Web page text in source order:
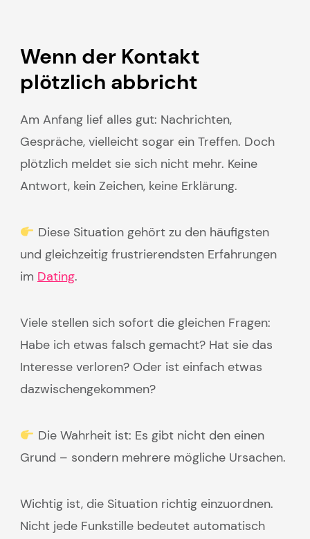
Wenn der Kontakt
plötzlich abbricht
Am Anfang lief alles gut: Nachrichten,
Gespräche, vielleicht sogar ein Treffen. Doch
plötzlich meldet sie sich nicht mehr. Keine
Antwort, kein Zeichen, keine Erklärung.
Diese Situation gehört zu den häufigsten
und gleichzeitig frustrierendsten Erfahrungen
im Dating.
Viele stellen sich sofort die gleichen Fragen:
Habe ich etwas falsch gemacht? Hat sie das
Interesse verloren? Oder ist einfach etwas
dazwischengekommen?
Die Wahrheit ist: Es gibt nicht den einen
Grund – sondern mehrere mögliche Ursachen.
Wichtig ist, die Situation richtig einzuordnen.
Nicht jede Funkstille bedeutet automatisch